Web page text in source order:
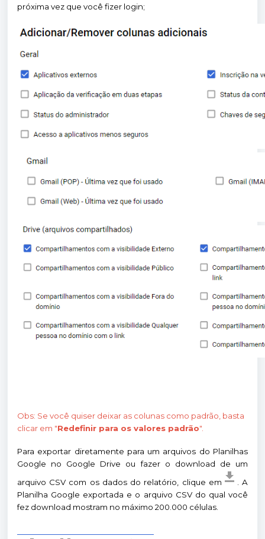
próxima vez que você fizer login;
Obs: Se você quiser deixar as colunas como padrão, basta
clicar em "Redefinir para os valores padrão".
Para exportar diretamente para um arquivos do Planilhas
Google no Google Drive ou fazer o download de um
arquivo CSV com os dados do relatório, clique em
. A
Planilha Google exportada e o arquivo CSV do qual você
fez download mostram no máximo 200.000 células.